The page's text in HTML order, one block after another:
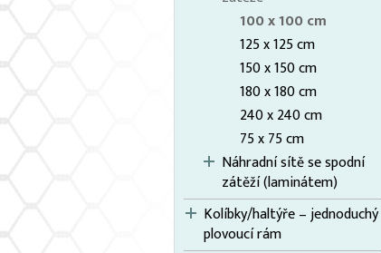
100 x 100 cm
125 x 125 cm
150 x 150 cm
180 x 180 cm
240 x 240 cm
75 x 75 cm
Náhradní sítě se spodní
zátěží (laminátem)
Kolíbky/haltýře – jednoduchý
plovoucí rám